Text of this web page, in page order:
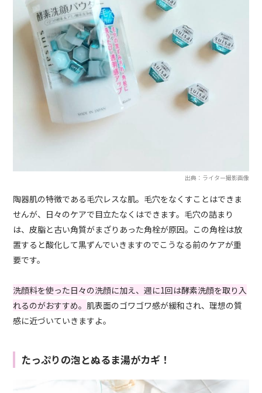
出典：ライター撮影画像
陶器肌の特徴である毛穴レスな肌。毛穴をなくすことはできま
せんが、日々のケアで目立たなくはできます。毛穴の詰まり
は、皮脂と古い角質がまざりあった角栓が原因。この角栓は放
置すると酸化して黒ずんでいきますのでこうなる前のケアが重
要です。
洗顔料を使った日々の洗顔に加え、週に1回は酵素洗顔を取り入
れるのがおすすめ。 肌表面のゴワゴワ感が緩和され、理想の質
感に近づいていきますよ。
たっぷりの泡とぬるま湯がカギ！